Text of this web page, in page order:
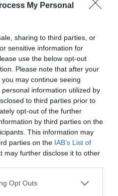
My Personal
sharing to third parties, or
sensitive information for
use the below opt-out
Please note that after your
may continue seeing
information utilized by
to third parties prior to
opt-out of the further
by third parties on the
This information may
parties on the IAB’s List of
may further disclose it to other
uses one or more Google
Opt Outs
“ρωσικό σύστημα”
πλέον μόνο ως
υπό δομική
διαφορετικών
μέλλον